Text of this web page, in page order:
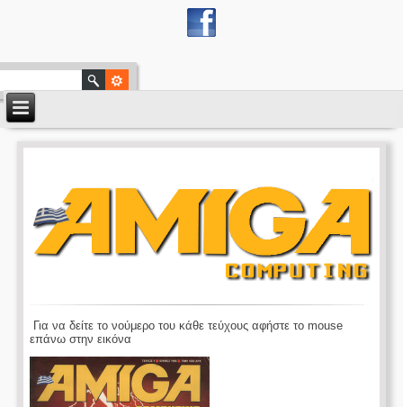
Για να δείτε το νούμερο του κάθε τεύχους αφήστε το mouse
επάνω στην εικόνα